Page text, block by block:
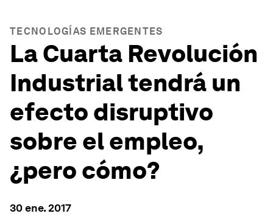
TECNOLOGÍAS EMERGENTES
La Cuarta Revolución
Industrial tendrá un
efecto disruptivo
sobre el empleo,
¿pero cómo?
30 ene. 2017